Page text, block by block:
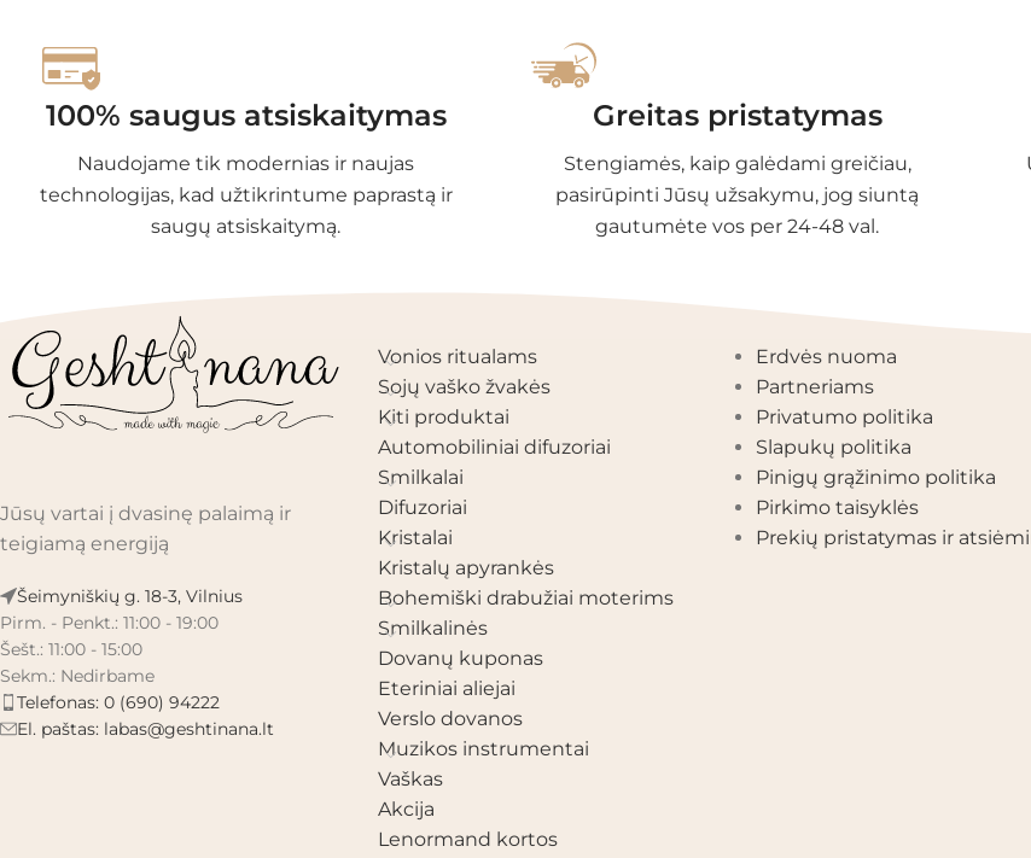
100% saugus atsiskaitymas
Naudojame tik modernias ir naujas
technologijas, kad užtikrintume paprastą ir
saugų atsiskaitymą.
Greitas pristatymas
Stengiamės, kaip galėdami greičiau,
pasirūpinti Jūsų užsakymu, jog siuntą
gautumėte vos per 24-48 val.
Jūsų vartai į dvasinę palaimą ir
teigiamą energiją
Šeimyniškių g. 18-3, Vilnius
Pirm. - Penkt.: 11:00 - 19:00
Šešt.: 11:00 - 15:00
Sekm.: Nedirbame
Telefonas: 0 (690) 94222
El. paštas: labas@geshtinana.lt
PRODUKTŲ KATEGORIJOS
Vonios ritualams
Sojų vaško žvakės
Kiti produktai
Automobiliniai difuzoriai
Smilkalai
Difuzoriai
Kristalai
Kristalų apyrankės
Bohemiški drabužiai moterims
Smilkalinės
Dovanų kuponas
Eteriniai aliejai
Verslo dovanos
Muzikos instrumentai
Vaškas
Akcija
Lenormand kortos
Erdvės nuoma
Partneriams
Privatumo politika
Slapukų politika
Pinigų grąžinimo politika
Pirkimo taisyklės
Prekių pristatymas ir